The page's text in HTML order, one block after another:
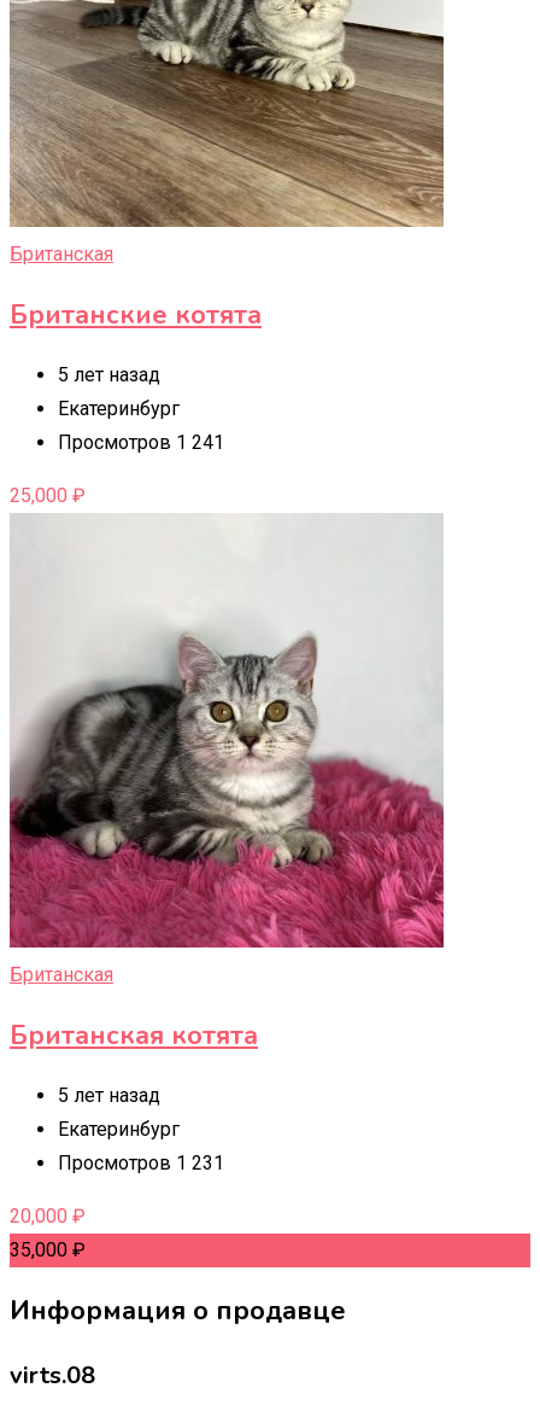
Британская
Британские котята
5 лет назад
Екатеринбург
Просмотров 1 241
25,000 ₽
Британская
Британская котята
5 лет назад
Екатеринбург
Просмотров 1 231
20,000 ₽
35,000 ₽
Информация о продавце
virts.08